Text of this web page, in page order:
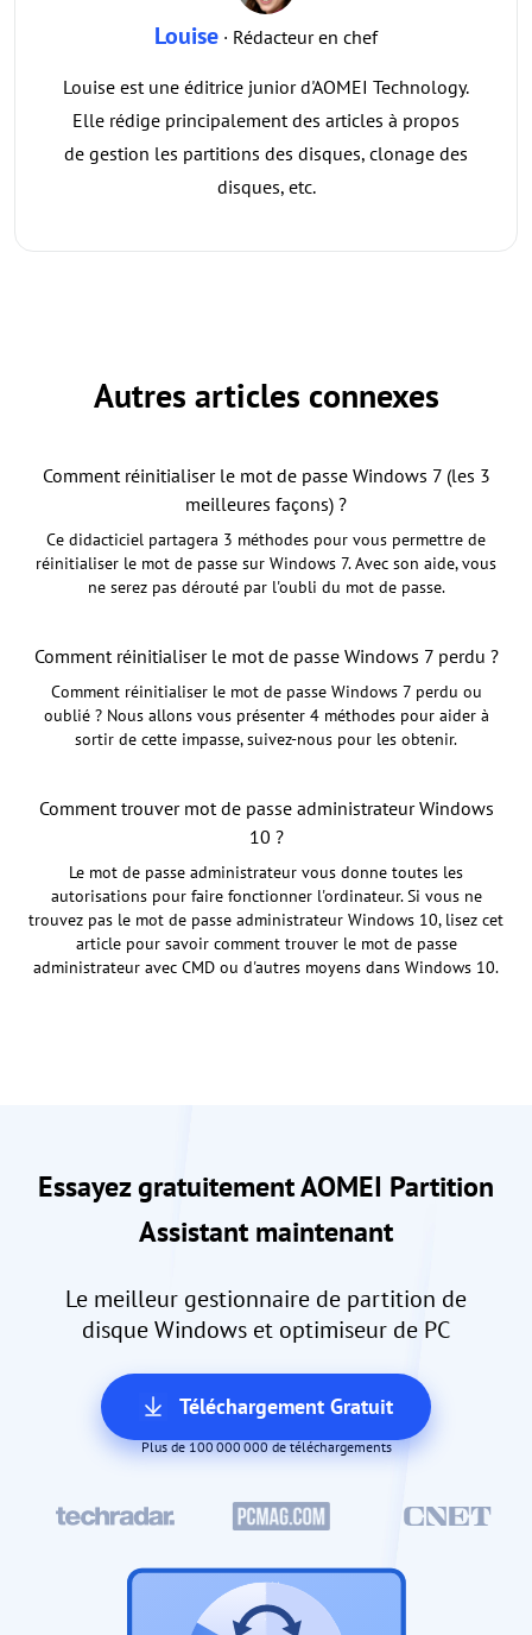
Louise · Rédacteur en chef
Louise est une éditrice junior d'AOMEI Technology.
Elle rédige principalement des articles à propos
de gestion les partitions des disques, clonage des
disques, etc.
Autres articles connexes
Comment réinitialiser le mot de passe Windows 7 (les 3
meilleures façons) ?
Ce didacticiel partagera 3 méthodes pour vous permettre de
réinitialiser le mot de passe sur Windows 7. Avec son aide, vous
ne serez pas dérouté par l'oubli du mot de passe.
Comment réinitialiser le mot de passe Windows 7 perdu ?
Comment réinitialiser le mot de passe Windows 7 perdu ou
oublié ? Nous allons vous présenter 4 méthodes pour aider à
sortir de cette impasse, suivez-nous pour les obtenir.
Comment trouver mot de passe administrateur Windows
10 ?
Le mot de passe administrateur vous donne toutes les
autorisations pour faire fonctionner l'ordinateur. Si vous ne
trouvez pas le mot de passe administrateur Windows 10, lisez cet
article pour savoir comment trouver le mot de passe
administrateur avec CMD ou d'autres moyens dans Windows 10.
Essayez gratuitement AOMEI Partition
Assistant maintenant
Le meilleur gestionnaire de partition de
disque Windows et optimiseur de PC
Téléchargement Gratuit
Plus de 100 000 000 de téléchargements